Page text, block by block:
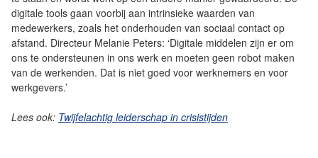
digitale tools gaan voorbij aan intrinsieke waarden van
medewerkers, zoals het onderhouden van sociaal contact op
afstand. Directeur Melanie Peters: ‘Digitale middelen zijn er om
ons te ondersteunen in ons werk en moeten geen robot maken
van de werkenden. Dat is niet goed voor werknemers en voor
werkgevers.’
Lees ook: Twijfelachtig leiderschap in crisistijden